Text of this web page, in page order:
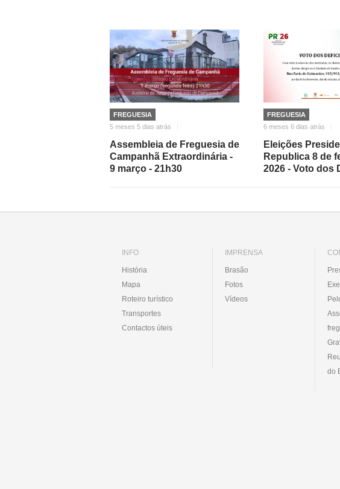
FREGUESIA
5 meses 5 dias atrás
Assembleia de Freguesia de
Campanhã Extraordinária -
9 março - 21h30
FREGUESIA
6 meses 6 dias atrás
Eleições
Republica 8 de
2026 - Voto dos
INFO
História
Mapa
Roteiro turístico
Transportes
Contactos úteis
IMPRENSA
Brasão
Fotos
Vídeos
do